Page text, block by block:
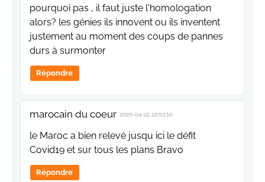
pourquoi pas , il faut juste l'homologation
alors? les génies ils innovent ou ils inventent
justement au moment des coups de pannes
durs à surmonter
Répondre
marocain du coeur 2020-04-25 22:03:10
le Maroc a bien relevé jusqu ici le défit
Covid19 et sur tous les plans Bravo
Répondre